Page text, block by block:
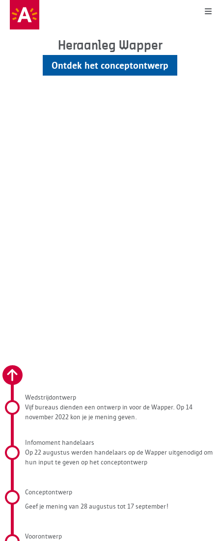
Heraanleg Wapper
Ontdek het conceptontwerp
Wedstrijdontwerp
Vijf bureaus dienden een ontwerp in voor de Wapper. Op 14
november 2022 kon je je mening geven.
Infomoment handelaars
Op 22 augustus werden handelaars op de Wapper uitgenodigd om
hun input te geven op het conceptontwerp
Conceptontwerp
Geef je mening van 28 augustus tot 17 september!
Voorontwerp